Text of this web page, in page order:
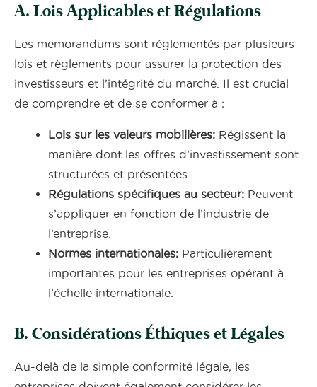
A. Lois Applicables et Régulations
Les memorandums sont réglementés par plusieurs
lois et règlements pour assurer la protection des
investisseurs et l’intégrité du marché. Il est crucial
de comprendre et de se conformer à :
Lois sur les valeurs mobilières: Régissent la
manière dont les offres d’investissement sont
structurées et présentées.
Régulations spécifiques au secteur: Peuvent
s’appliquer en fonction de l’industrie de
l’entreprise.
Normes internationales: Particulièrement
importantes pour les entreprises opérant à
l’échelle internationale.
B. Considérations Éthiques et Légales
Au-delà de la simple conformité légale, les